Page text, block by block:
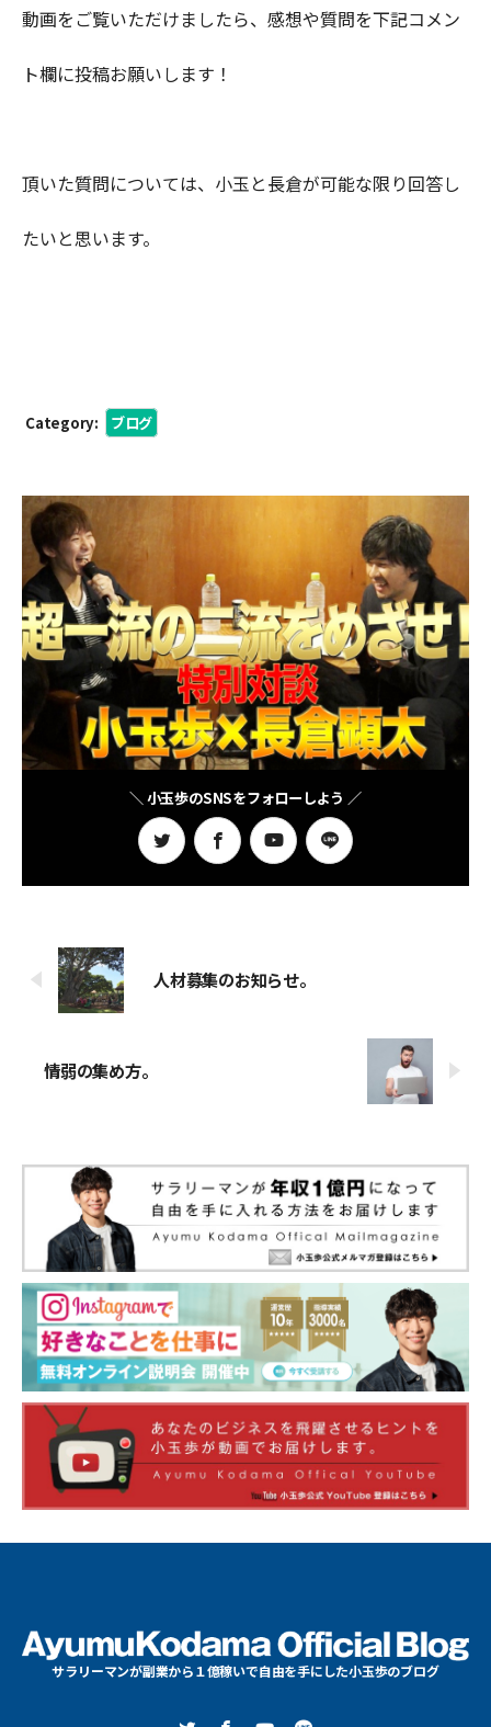
動画をご覧いただけましたら、感想や質問を下記コメン
ト欄に投稿お願いします！
頂いた質問については、小玉と長倉が可能な限り回答し
たいと思います。
Category: ブログ
＼ 小玉歩のSNSをフォローしよう ／
人材募集のお知らせ。
情弱の集め方。
サラリーマンが副業から１億稼いで自由を手にした小玉歩のブログ